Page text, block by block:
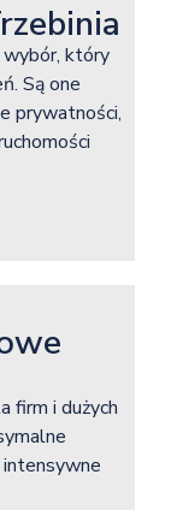
który
Są one
prywatności,
firm i dużych